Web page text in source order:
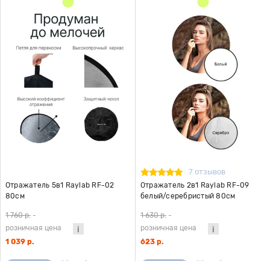
Отражатель 5в1 Raylab RF-02
80см
1 760 р. -
розничная цена
1 039 р.
7 отзывов
Отражатель 2в1 Raylab RF-09
белый/серебристый 80см
1 630 р. -
розничная цена
623 р.